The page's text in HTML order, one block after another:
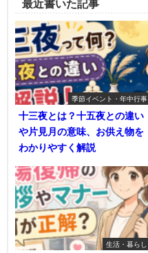
最近書いた記事
季節イベント・年中行事
十三夜とは？十五夜との違い
や片見月の意味、お供え物を
わかりやすく解説
生活・暮らし